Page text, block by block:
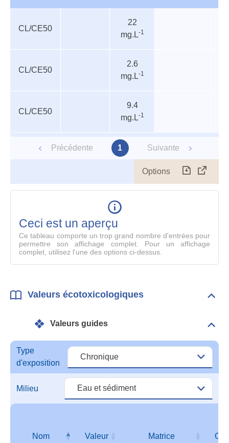
deCL/CE50
22
mg.L-1
CL/CE50
2.6
mg.L-1
CL/CE50
9.4
mg.L-1
Précédente 1 Suivante
Options
le
Ceci est un aperçu
Ce tableau comporte un trop grand nombre d'entrées pour
permettre son affichage complet. Pour un affichage
complet, utilisez l'une des options ci-dessus.
Valeurs écotoxicologiques
Valeurs guides
Type
d'exposition
Milieu
Nom Valeur Matrice